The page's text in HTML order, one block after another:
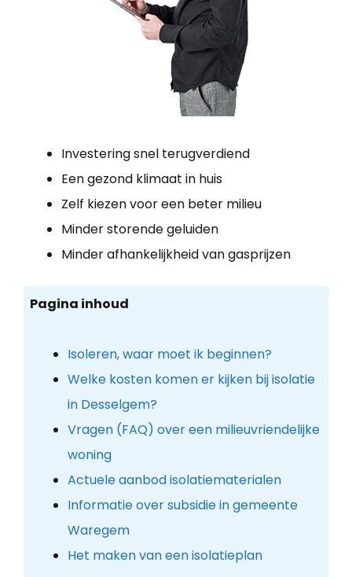
Investering snel terugverdiend
Een gezond klimaat in huis
Zelf kiezen voor een beter milieu
Minder storende geluiden
Minder afhankelijkheid van gasprijzen
Pagina inhoud
Isoleren, waar moet ik beginnen?
Welke kosten komen er kijken bij isolatie
in Desselgem?
Vragen (FAQ) over een milieuvriendelijke
woning
Actuele aanbod isolatiematerialen
Informatie over subsidie in gemeente
Waregem
Het maken van een isolatieplan